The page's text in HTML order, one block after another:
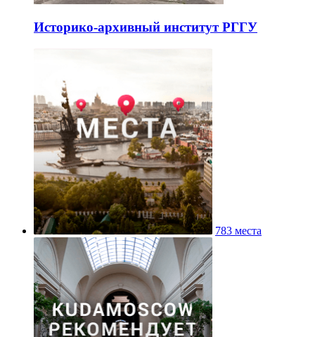
Историко-архивный институт РГГУ
783 места